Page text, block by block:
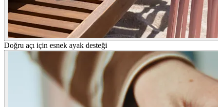
Doğru açı için esnek ayak desteği